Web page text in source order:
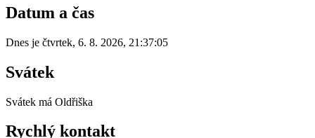
Datum a čas
Dnes je čtvrtek, 6. 8. 2026, 21:37:05
Svátek
Svátek má Oldřiška
Rychlý kontakt